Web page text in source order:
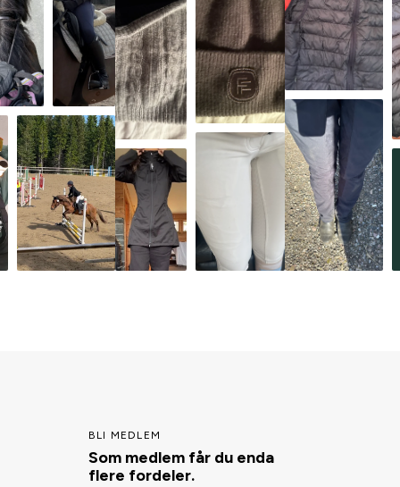
BLI MEDLEM
Som medlem får du enda
flere fordeler.